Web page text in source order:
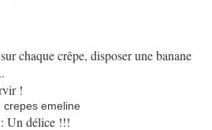
chaque crêpe, disposer une banane
!
: Un délice !!!